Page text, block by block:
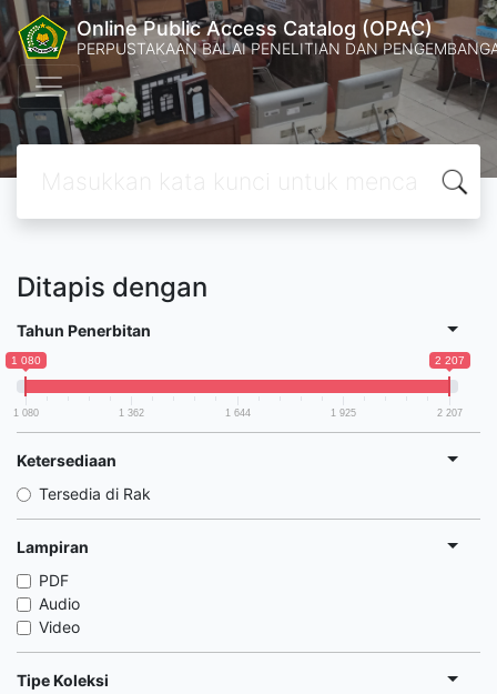
Online Public Access Catalog (OPAC)
PERPUSTAKAAN BALAI PENELITIAN DAN
Ditapis dengan
Tahun Penerbitan
1 080 2 207
1 080 1 362 1 644 1 925 2 207
Ketersediaan
Tersedia di Rak
Lampiran
PDF
Audio
Video
Tipe Koleksi